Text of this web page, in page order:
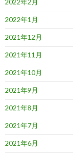
2022年2月
2022年1月
2021年12月
2021年11月
2021年10月
2021年9月
2021年8月
2021年7月
2021年6月